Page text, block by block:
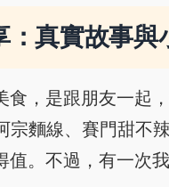
：真實故事與
，是跟朋友一起
宗麵線、賽門甜不
值。不過，有一次